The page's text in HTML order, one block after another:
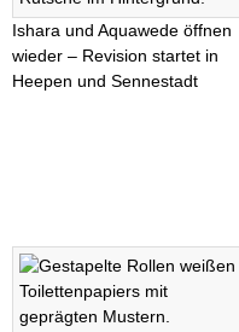
Ishara und Aquawede öffnen
wieder – Revision startet in
Heepen und Sennestadt